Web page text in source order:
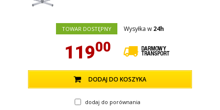
TOWAR DOSTĘPNY Wysyłka w 24h
11900
DODAJ DO KOSZYKA
dodaj do porównania